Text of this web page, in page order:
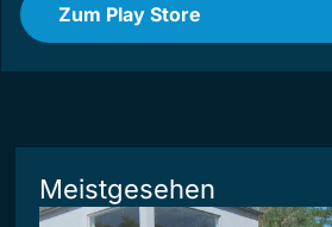
Zum Play Store
Meistgesehen